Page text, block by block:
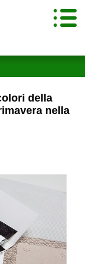
della
nella